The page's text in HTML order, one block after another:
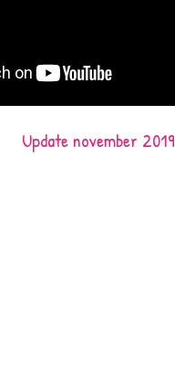
Update november 2019